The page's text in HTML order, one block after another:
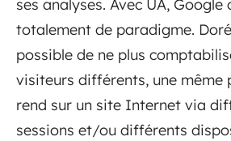
ses analyses. Avec UA, Google
totalement de paradigme.
possible de ne plus
visiteurs différents, une même
rend sur un site Internet via
sessions et/ou différents